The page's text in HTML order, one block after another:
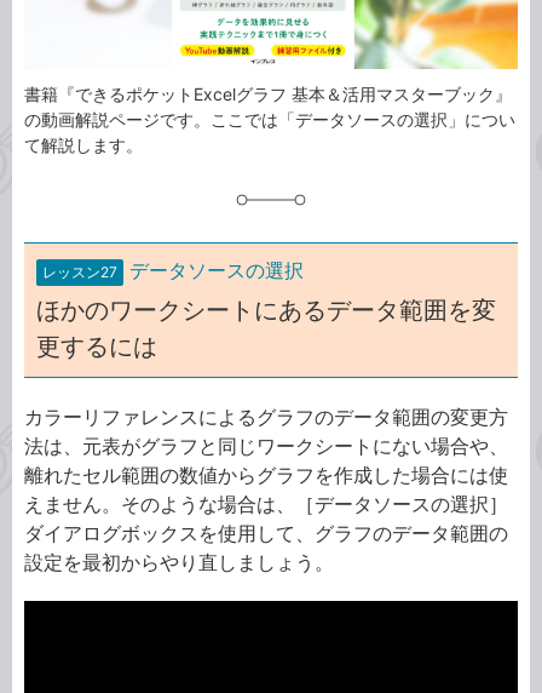
書籍『できるポケットExcelグラフ 基本＆活用マスターブック』
の動画解説ページです。ここでは「データソースの選択」につい
て解説します。
レッスン27 データソースの選択
ほかのワークシートにあるデータ範囲を変
更するには
カラーリファレンスによるグラフのデータ範囲の変更方
法は、元表がグラフと同じワークシートにない場合や、
離れたセル範囲の数値からグラフを作成した場合には使
えません。そのような場合は、［データソースの選択］
ダイアログボックスを使用して、グラフのデータ範囲の
設定を最初からやり直しましょう。